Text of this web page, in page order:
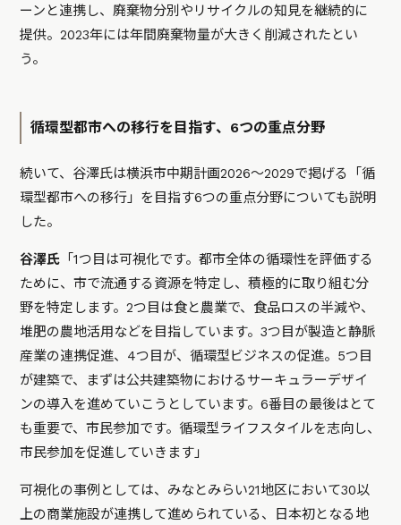
ーンと連携し、廃棄物分別やリサイクルの知見を継続的に
提供。2023年には年間廃棄物量が大きく削減されたとい
う。
循環型都市への移行を目指す、6つの重点分野
続いて、谷澤氏は横浜市中期計画2026〜2029で掲げる「循
環型都市への移行」を目指す6つの重点分野についても説明
した。
谷澤氏 「1つ目は可視化です。都市全体の循環性を評価する
ために、市で流通する資源を特定し、積極的に取り組む分
野を特定します。2つ目は食と農業で、食品ロスの半減や、
堆肥の農地活用などを目指しています。3つ目が製造と静脈
産業の連携促進、4つ目が、循環型ビジネスの促進。5つ目
が建築で、まずは公共建築物におけるサーキュラーデザイ
ンの導入を進めていこうとしています。6番目の最後はとて
も重要で、市民参加です。循環型ライフスタイルを志向し、
市民参加を促進していきます」
可視化の事例としては、みなとみらい21地区において30以
上の商業施設が連携して進められている、日本初となる地